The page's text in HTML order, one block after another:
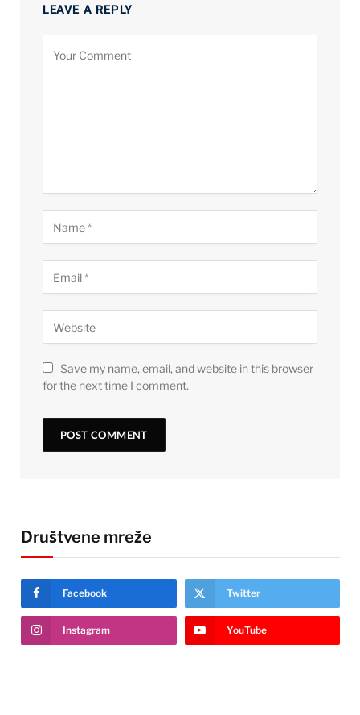
LEAVE A REPLY
Save my name, email, and website in this browser
for the next time I comment.
Društvene mreže
Facebook Twitter
Instagram YouTube